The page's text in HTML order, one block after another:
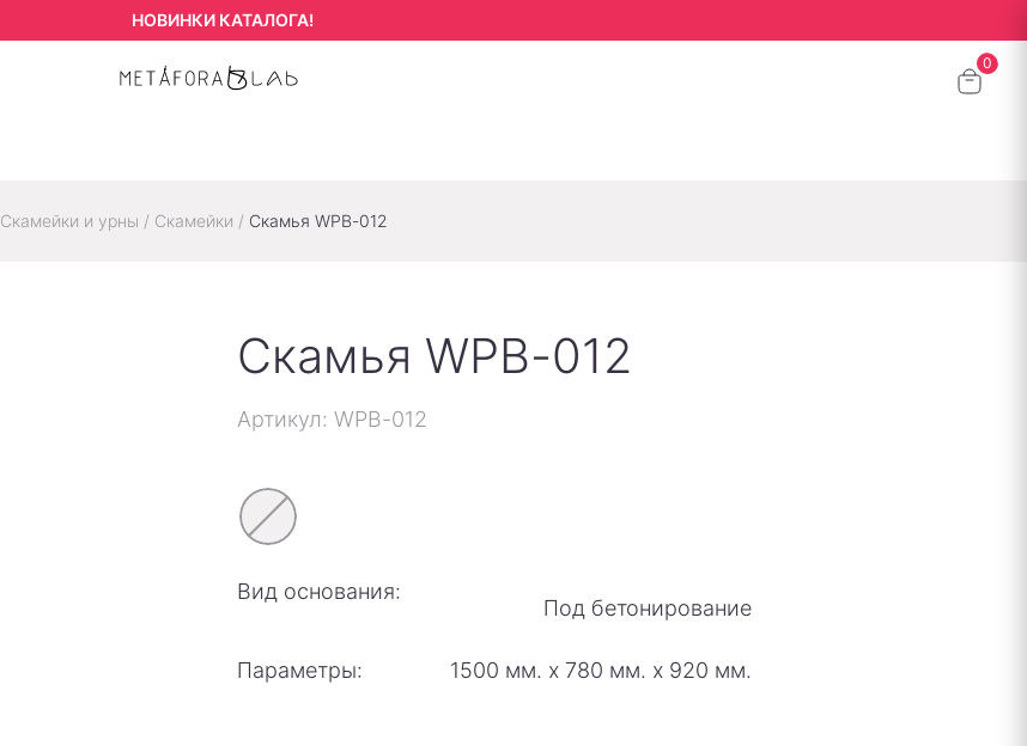
НОВИНКИ КАТАЛОГА!
Скамейки и урны / Скамейки / Скамья WPB-012
Скамья WPB-012
Артикул: WPB-012
Вид основания:
Под бетонирование
Параметры: 1500 мм. х 780 мм. х 920 мм.